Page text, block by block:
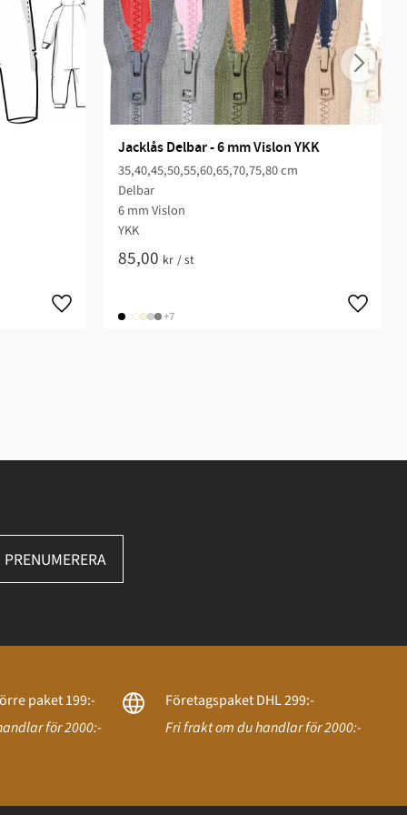
Jacklås Delbar - 6 mm Vislon YKK
35,40,45,50,55,60,65,70,75,80 cm
Delbar
6 mm Vislon
YKK
85,00 kr /st
+7
PRENUMERERA
paket 199:-
för 2000:-
Företagspaket DHL 299:-
Fri frakt om du handlar för 2000:-